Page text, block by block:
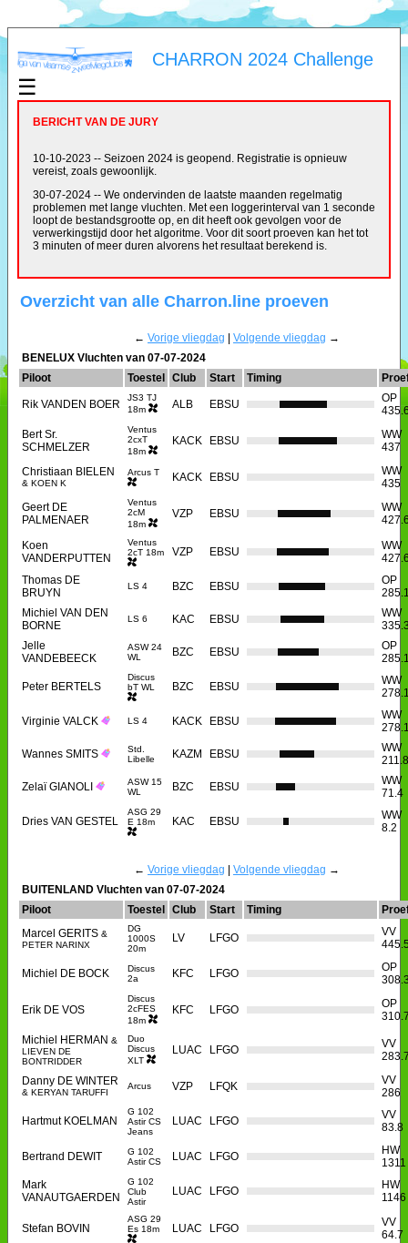
CHARRON 2024 Challenge
☰
BERICHT VAN DE JURY
10-10-2023 -- Seizoen 2024 is geopend. Registratie is opnieuw
vereist, zoals gewoonlijk.
30-07-2024 -- We ondervinden de laatste maanden regelmatig
problemen met lange vluchten. Met een loggerinterval van 1 seconde
loopt de bestandsgrootte op, en dit heeft ook gevolgen voor de
verwerkingstijd door het algoritme. Voor dit soort proeven kan het tot
3 minuten of meer duren alvorens het resultaat berekend is.
Overzicht van alle Charron.line proeven
← Vorige vliegdag Volgende vliegdag →
BENELUX Vluchten van 07-07-2024
Piloot
Toestel Club Start Timing
Rik VANDEN BOER
JS3 TJ
18m
ALB EBSU
OP
Bert Sr.
SCHMELZER
Ventus
2cxT
18m
KACK EBSU
WW
437
Christiaan BIELEN
& KOEN K
Arcus T KACK EBSU
WW
435
Geert DE
PALMENAER
Ventus
2cM
18m
VZP EBSU
WW
Koen
VANDERPUTTEN
Ventus
2cT 18m
VZP EBSU
WW
Thomas DE
BRUYN
LS 4 BZC EBSU
OP
Michiel VAN DEN
BORNE
LS 6 KAC EBSU
WW
Jelle
VANDEBEECK
ASW 24
WL
BZC EBSU
OP
Peter BERTELS
Discus
bT WL
BZC EBSU
WW
Virginie VALCK LS 4 KACK EBSU
WW
Wannes SMITS
Std.
Libelle
KAZM EBSU
WW
211.8
Zelaï GIANOLI
ASW 15
WL
BZC EBSU
WW
71.4
Dries VAN GESTEL
ASG 29
E 18m
KAC EBSU
WW
8.2
← Vorige vliegdag Volgende vliegdag →
BUITENLAND Vluchten van 07-07-2024
Piloot
Toestel Club Start Timing
Marcel GERITS &
PETER NARINX
DG
1000S
20m
LV LFGO
VV
Michiel DE BOCK
Discus
2a
KFC LFGO
OP
Erik DE VOS
Discus
2cFES
18m
KFC LFGO
OP
Michiel HERMAN &
LIEVEN DE
BONTRIDDER
Duo
Discus
XLT
LUAC LFGO
VV
Danny DE WINTER
& KERYAN TARUFFI
Arcus VZP LFQK
VV
286
Hartmut KOELMAN
G 102
Astir CS
Jeans
LUAC LFGO
VV
83.8
Bertrand DEWIT
G 102
Astir CS
LUAC LFGO
HW
1311
Mark
VANAUTGAERDEN
G 102
Club
Astir
LUAC LFGO
HW
1146
Stefan BOVIN
ASG 29
Es 18m
LUAC LFGO
VV
64.7